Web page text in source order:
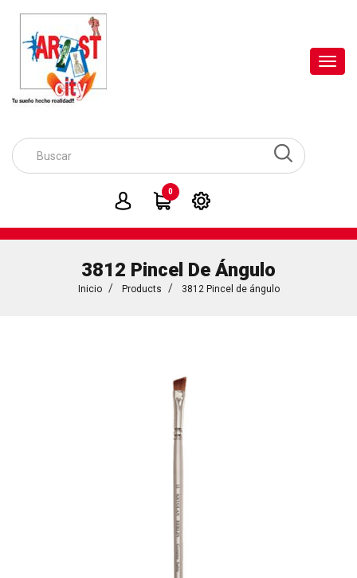
0
3812 Pincel De Ángulo
Inicio Products 3812 Pincel de ángulo